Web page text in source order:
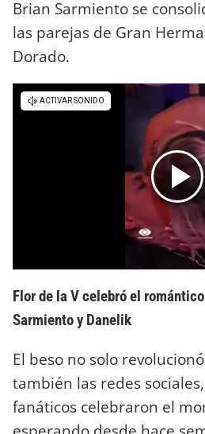
Brian Sarmiento se
las parejas de Gran
Dorado.
Flor de la V celebró el
Sarmiento y Danelik
El beso no solo
también las redes
fanáticos celebraron el